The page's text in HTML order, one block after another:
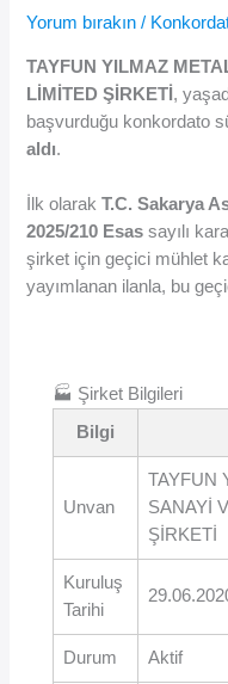
Yorum bırakın /
TAYFUN YILMAZ
LİMİTED ŞİRKETİ ,
başvurduğu konkordato
aldı.
İlk olarakT.C. Sakarya
2025/210 Esas sayılı
şirket için geçici mühlet
yayımlanan ilanla, bu
🏭 Şirket Bilgileri
Bilgi
Unvan
TAYFUN
SANAYİ
ŞİRKETİ
Kuruluş
Tarihi
Durum Aktif